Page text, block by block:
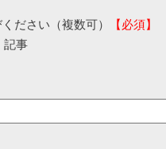
ださい（複数可）
【必須】
記事